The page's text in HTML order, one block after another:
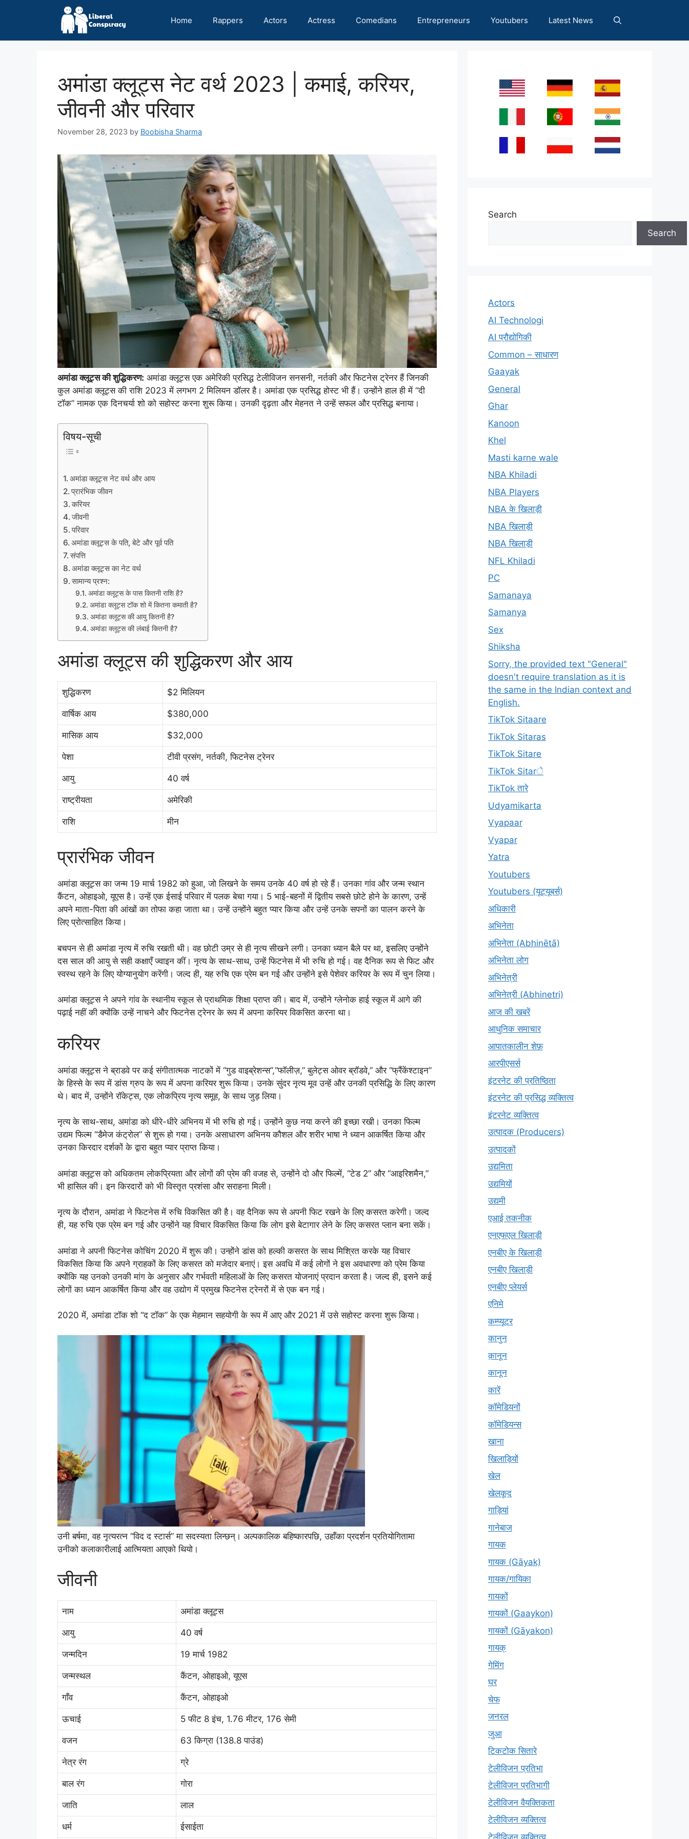
Home Rappers Actors Actress Comedians Entrepreneurs Youtubers Latest News
अमांडा क्लूट्स नेट वर्थ 2023 | कमाई, करियर,
जीवनी और परिवार
November 28, 2023 by Boobisha Sharma
अमांडा क्लूट्स की शुद्धिकरण: अमांडा क्लूट्स एक अमेरिकी प्रसिद्ध टेलीविजन सनसनी, नर्तकी और फिटनेस ट्रेनर हैं जिनकी
कुल अमांडा क्लूट्स की राशि 2023 में लगभग 2 मिलियन डॉलर है। अमांडा एक प्रसिद्ध होस्ट भी हैं। उन्होंने हाल ही में “दी
टॉक” नामक एक दिनचर्या शो को सहोस्ट करना शुरू किया। उनकी दृढ़ता और मेहनत ने उन्हें सफल और प्रसिद्ध बनाया।
विषय-सूची
अमांडा क्लूट्स नेट वर्थ और आय
प्रारंभिक जीवन
करियर
जीवनी
परिवार
अमांडा क्लूट्स के पति, बेटे और पूर्व पति
संपत्ति
अमांडा क्लूट्स का नेट वर्थ
सामान्य प्रश्न:
अमांडा क्लूट्स के पास कितनी राशि है?
अमांडा क्लूट्स टॉक शो में कितना कमाती है?
अमांडा क्लूट्स की आयु कितनी है?
अमांडा क्लूट्स की लंबाई कितनी है?
अमांडा क्लूट्स की शुद्धिकरण और आय
शुद्धिकरण $2 मिलियन
वार्षिक आय $380,000
मासिक आय $32,000
पेशा टीवी प्रसंग, नर्तकी, फिटनेस ट्रेनर
आयु 40 वर्ष
राष्ट्रीयता अमेरिकी
राशि मीन
प्रारंभिक जीवन
अमांडा क्लूट्स का जन्म 19 मार्च 1982 को हुआ, जो लिखने के समय उनके 40 वर्ष हो रहे हैं। उनका गांव और जन्म स्थान
कैंटन, ओहाइओ, यूएस है। उन्हें एक ईसाई परिवार में पलक बेचा गया। 5 भाई-बहनों में द्वितीय सबसे छोटे होने के कारण, उन्हें
अपने माता-पिता की आंखों का तोफा कहा जाता था। उन्हें उन्होंने बहुत प्यार किया और उन्हें उनके सपनों का पालन करने के
लिए प्रोत्साहित किया।
बचपन से ही अमांडा नृत्य में रुचि रखती थी। वह छोटी उम्र से ही नृत्य सीखने लगी। उनका ध्यान बैले पर था, इसलिए उन्होंने
दस साल की आयु से सही कक्षाएँ ज्वाइन कीं। नृत्य के साथ-साथ, उन्हें फिटनेस में भी रुचि हो गई। वह दैनिक रूप से फिट और
स्वस्थ रहने के लिए योग्यानुयोग करेंगी। जल्द ही, यह रुचि एक प्रेम बन गई और उन्होंने इसे पेशेवर करियर के रूप में चुन लिया।
अमांडा क्लूट्स ने अपने गांव के स्थानीय स्कूल से प्राथमिक शिक्षा प्राप्त की। बाद में, उन्होंने ग्लेनोक हाई स्कूल में आगे की
पढ़ाई नहीं की क्योंकि उन्हें नाचने और फिटनेस ट्रेनर के रूप में अपना करियर विकसित करना था।
करियर
अमांडा क्लूट्स ने ब्राडवे पर कई संगीतात्मक नाटकों में “गुड वाइब्रेशन्स”,“फॉलीज़,” बुलेट्स ओवर ब्रॉडवे,” और “फ्रैंकेंश्टाइन”
के हिस्से के रूप में डांस ग्रुप के रूप में अपना करियर शुरू किया। उनके सुंदर नृत्य मूव उन्हें और उनकी प्रसिद्धि के लिए कारण
थे। बाद में, उन्होंने रॉकेट्स, एक लोकप्रिय नृत्य समूह, के साथ जुड़ लिया।
नृत्य के साथ-साथ, अमांडा को धीरे-धीरे अभिनय में भी रुचि हो गई। उन्होंने कुछ नया करने की इच्छा रखी। उनका फिल्म
उद्यम फिल्म “डैमेज कंट्रोल” से शुरू हो गया। उनके असाधारण अभिनय कौशल और शरीर भाषा ने ध्यान आकर्षित किया और
उनका किरदार दर्शकों के द्वारा बहुत प्यार प्राप्त किया।
अमांडा क्लूट्स को अधिकतम लोकप्रियता और लोगों की प्रेम की वजह से, उन्होंने दो और फिल्में, “टेड 2” और “आइरिशमैन,”
भी हासिल की। इन किरदारों को भी विस्तृत प्रशंसा और सराहना मिली।
नृत्य के दौरान, अमांडा ने फिटनेस में रुचि विकसित की है। वह दैनिक रूप से अपनी फिट रखने के लिए कसरत करेगी। जल्द
ही, यह रुचि एक प्रेम बन गई और उन्होंने यह विचार विकसित किया कि लोग इसे बेटागार लेने के लिए कसरत प्लान बना सकें।
अमांडा ने अपनी फिटनेस कोचिंग 2020 में शुरू की। उन्होंने डांस को हल्की कसरत के साथ मिश्रित करके यह विचार
विकसित किया कि अपने ग्राहकों के लिए कसरत को मजेदार बनाएं। इस अवधि में कई लोगों ने इस अवधारणा को प्रेम किया
क्योंकि यह उनको उनकी मांग के अनुसार और गर्भवती महिलाओं के लिए कसरत योजनाएं प्रदान करता है। जल्द ही, इसने कई
लोगों का ध्यान आकर्षित किया और वह उद्योग में प्रमुख फिटनेस ट्रेनरों में से एक बन गई।
2020 में, अमांडा टॉक शो “द टॉक” के एक मेहमान सहयोगी के रूप में आए और 2021 में उसे सहोस्ट करना शुरू किया।
उनी बर्षमा, वह नृत्यरत्न “विद द स्टार्स” मा सदस्यता लिन्छन्। अल्पकालिक बहिष्कारपछि, उहाँका प्रदर्शन प्रतियोगितामा
उनीको कलाकारीलाई आत्मियता आएको थियो।
जीवनी
नाम अमांडा क्लूट्स
आयु 40 वर्ष
जन्मदिन 19 मार्च 1982
जन्मस्थल कैंटन, ओहाइओ, यूएस
गाँव कैंटन, ओहाइओ
ऊचाई 5 फीट 8 इंच, 1.76 मीटर, 176 सेमी
वजन 63 किग्रा (138.8 पाउंड)
नेत्र रंग ग्रे
बाल रंग गोरा
जाति लाल
धर्म ईसाईता
Search
Search
Actors
AI Technologi
AI प्रौद्योगिकी
Common – साधारण
Gaayak
General
Ghar
Kanoon
Khel
Masti karne wale
NBA Khiladi
NBA Players
NBA के खिलाड़ी
NBA खिलाड़ी
NBA खिलाड़ी
NFL Khiladi
PC
Samanaya
Samanya
Sex
Shiksha
Sorry, the provided text "General"
doesn't require translation as it is
the same in the Indian context and
English.
TikTok Sitaare
TikTok Sitaras
TikTok Sitare
TikTok Sitarे
TikTok तारे
Udyamikarta
Vyapaar
Vyapar
Yatra
Youtubers
Youtubers (यूट्यूबर्स)
अधिकारी
अभिनेता
अभिनेता (Abhinētā)
अभिनेता लोग
अभिनेत्री
अभिनेत्री (Abhinetri)
आज की खबरें
आधुनिक समाचार
आपातकालीन शेफ़
आरपीएसर्स
इंटरनेट की प्रतिष्ठिता
इंटरनेट की प्रसिद्ध व्यक्तित्व
इंटरनेट व्यक्तित्व
उत्पादक (Producers)
उत्पादकों
उद्यमिता
उद्यमियों
उद्यमी
एआई तकनीक
एनएफएल खिलाड़ी
एनबीए के खिलाड़ी
एनबीए खिलाड़ी
एनबीए प्लेयर्स
एनिमे
कम्प्यूटर
कानुन
क़ानून
कानून
कारें
कॉमेडियनों
कॉमेडियन्स
खाना
खिलाड़ियों
खेल
खेलकूद
गाड़ियां
गानेबाज
गायक
गायक (Gāyak)
गायक/गायिका
गायकों
गायकों (Gaaykon)
गायकों (Gāyakon)
गायक्
गेमिंग
घर
चेफ
जनरल
जुआ
टिकटोक सितारे
टेलीविजन प्रतिभा
टेलीविजन प्रतिभागी
टेलीविजन वैयक्तिकता
टेलीविजन व्यक्तित्व
टेलीविज़न व्यक्तित्व